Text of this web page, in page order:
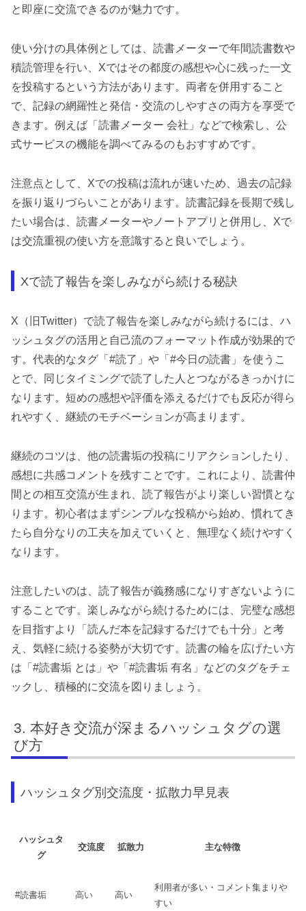
と即座に交流できるのが魅力です。
使い分けの具体例としては、読書メーターで年間読書数や
積読管理を行い、Xではその都度の感想や心に残った一文
を投稿するという方法があります。両者を併用すること
で、記録の網羅性と発信・交流のしやすさの両方を享受で
きます。例えば「読書メーター 会社」などで検索し、公
式サービスの機能を調べてみるのもおすすめです。
注意点として、Xでの投稿は流れが速いため、過去の記録
を振り返りづらいことがあります。読書記録を長期で残し
たい場合は、読書メーターやノートアプリと併用し、Xで
は交流重視の使い方を意識すると良いでしょう。
Xで読了報告を楽しみながら続ける秘訣
X（旧Twitter）で読了報告を楽しみながら続けるには、ハ
ッシュタグの活用と自己流のフォーマット作成が効果的で
す。代表的なタグ「#読了」や「#今日の読書」を使うこ
とで、同じタイミングで読了した人とつながるきっかけに
なります。短めの感想や評価を添えるだけでも反応が得ら
れやすく、継続のモチベーションが高まります。
継続のコツは、他の読書垢の投稿にリアクションしたり、
感想に共感コメントを残すことです。これにより、読書仲
間との相互交流が生まれ、読了報告がより楽しい習慣とな
ります。初心者はまずシンプルな投稿から始め、慣れてき
たら自分なりの工夫を加えていくと、無理なく続けやすく
なります。
注意したいのは、読了報告が義務感になりすぎないように
することです。楽しみながら続けるためには、完璧な感想
を目指すより「読んだ本を記録するだけでも十分」と考
え、気軽に続ける姿勢が大切です。読書の輪を広げたい方
は「#読書垢 とは」や「#読書垢 有名」などのタグをチェ
ックし、積極的に交流を図りましょう。
本好き交流が深まるハッシュタグの選
び方
ハッシュタグ別交流度・拡散力早見表
ハッシュタ
グ
交流度 拡散力 主な特徴
#読書垢 高い 高い
利用者が多い・コメント集まりや
すい